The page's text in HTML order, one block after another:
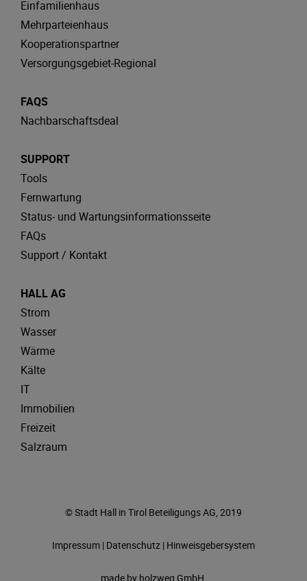
Einfamilienhaus
Mehrparteienhaus
Kooperationspartner
Versorgungsgebiet-Regional
FAQS
Nachbarschaftsdeal
SUPPORT
Tools
Fernwartung
Status- und Wartungsinformationsseite
FAQs
Support / Kontakt
HALL AG
Strom
Wasser
Wärme
Kälte
IT
Immobilien
Freizeit
Salzraum
© Stadt Hall in Tirol Beteiligungs AG, 2019
Impressum | Datenschutz | Hinweisgebersystem
made by holzweg GmbH.